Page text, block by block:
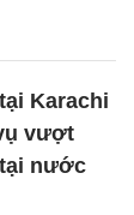
Karachi
vượt
nước